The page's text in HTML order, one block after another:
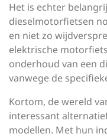
Het is echter
dieselmotorfietsen
en niet zo
elektrische
onderhoud van een
vanwege de
Kortom, de wereld
interessant
modellen. Met hun